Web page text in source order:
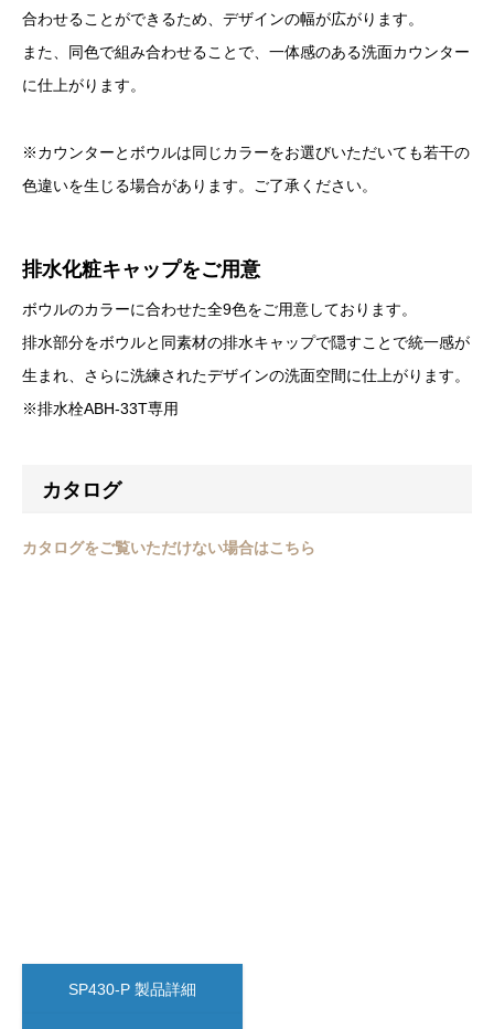
合わせることができるため、デザインの幅が広がります。
また、同色で組み合わせることで、一体感のある洗面カウンター
に仕上がります。
※カウンターとボウルは同じカラーをお選びいただいても若干の
色違いを生じる場合があります。ご了承ください。
排水化粧キャップをご用意
ボウルのカラーに合わせた全9色をご用意しております。
排水部分をボウルと同素材の排水キャップで隠すことで統一感が
生まれ、さらに洗練されたデザインの洗面空間に仕上がります。
※排水栓ABH-33T専用
カタログ
カタログをご覧いただけない場合はこちら
SP430-P 製品詳細